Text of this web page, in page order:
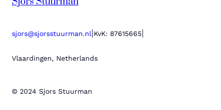
sjors@sjorsstuurman.nl KvK: 87615665
Vlaardingen, Netherlands
© 2024 Sjors Stuurman